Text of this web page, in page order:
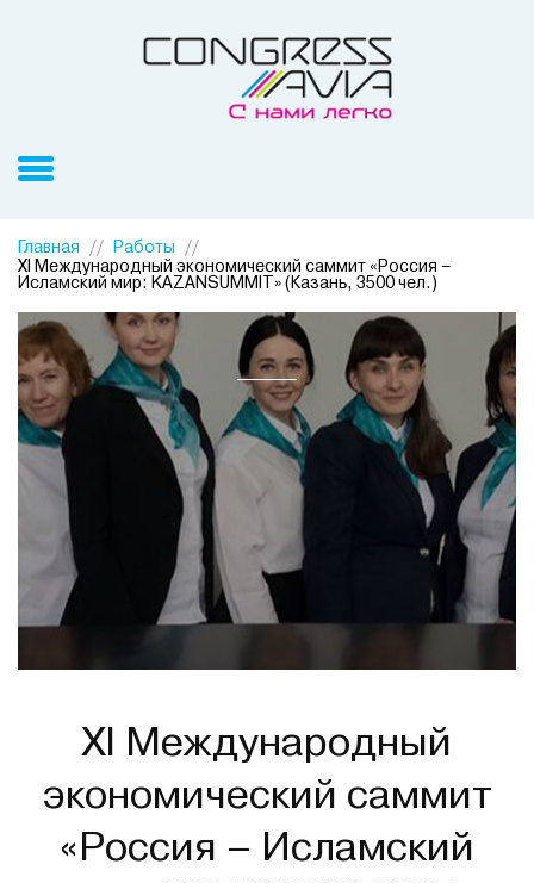
Главная
Работы
XI Международный экономический саммит «Россия –
Исламский мир: KAZANSUMMIT» (Казань, 3500 чел.)
XI Международный
экономический саммит
«Россия – Исламский